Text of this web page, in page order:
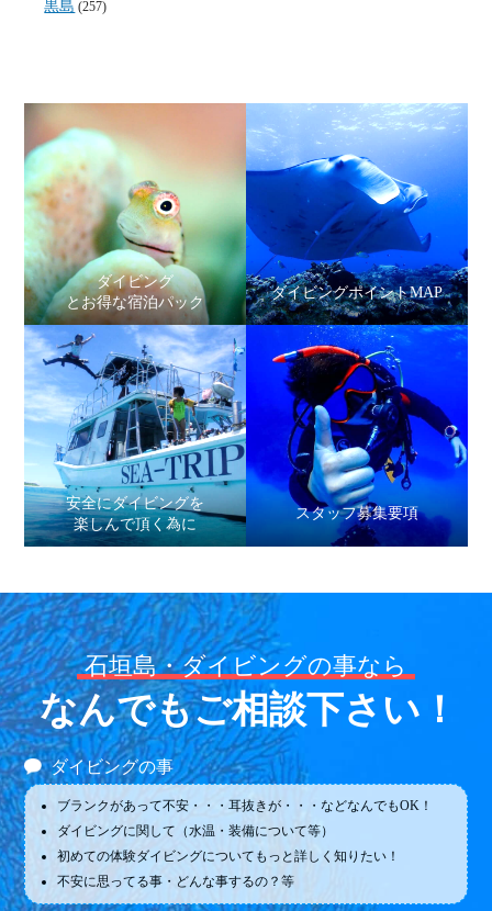
黒島 (257)
ダイビング
とお得な宿泊パック
ダイビングポイントMAP
安全にダイビングを
楽しんで頂く為に
スタッフ募集要項
石垣島・ダイビングの事なら
なんでもご相談下さい！
ダイビングの事
ブランクがあって不安・・・耳抜きが・・・などなんでもOK！
ダイビングに関して（水温・装備について等）
初めての体験ダイビングについてもっと詳しく知りたい！
不安に思ってる事・どんな事するの？等